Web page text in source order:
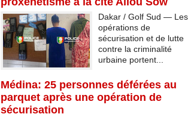
Dakar / Golf Sud — Les
opérations de
sécurisation et de lutte
contre la criminalité
urbaine portent...
Médina: 25 personnes déférées au
parquet après une opération de
sécurisation